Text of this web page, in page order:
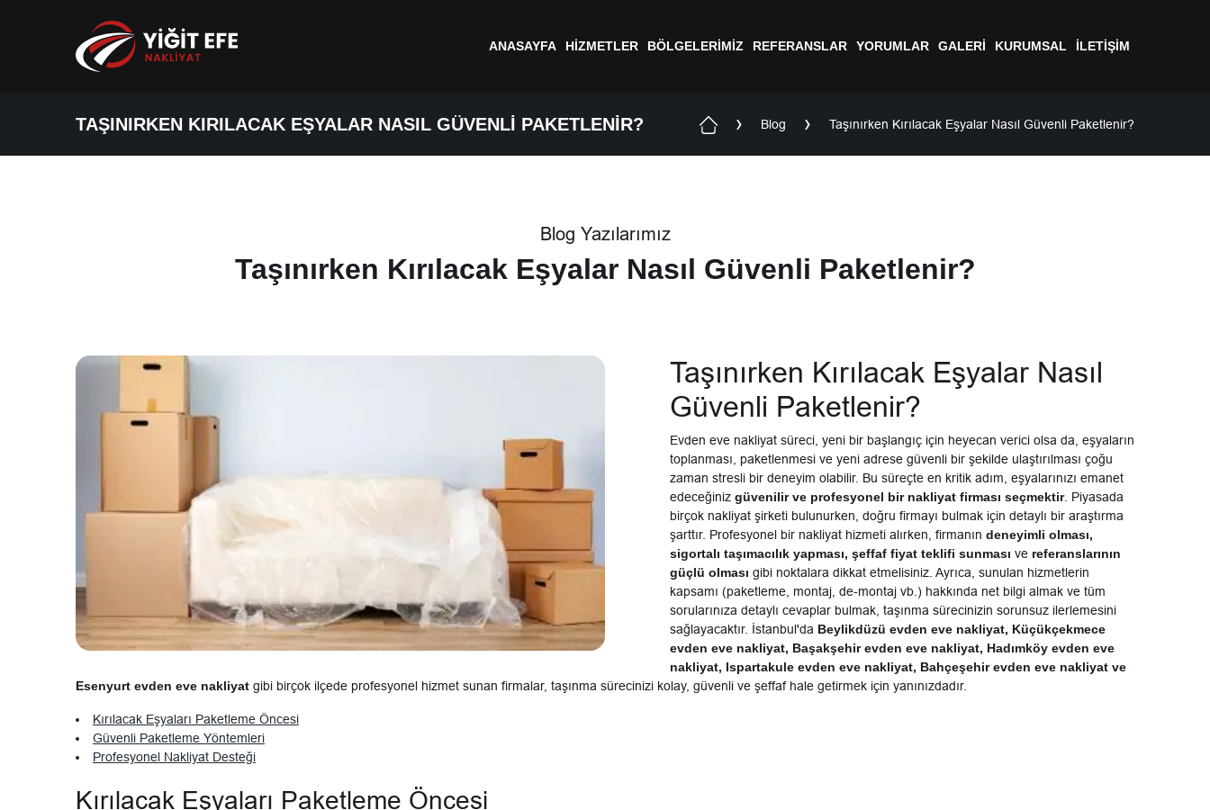
ANASAYFA HIZMETLER BÖLGELERIMIZ REFERANSLAR YORUMLAR GALERI KURUMSAL İLETIŞIM
TAŞINIRKEN KIRILACAK EŞYALAR NASIL GÜVENLI PAKETLENIR? Blog Taşınırken Kırılacak Eşyalar Nasıl Güvenli Paketlenir?
Blog Yazılarımız
Taşınırken Kırılacak Eşyalar Nasıl Güvenli Paketlenir?
Taşınırken Kırılacak Eşyalar Nasıl
Güvenli Paketlenir?
Evden eve nakliyat süreci, yeni bir başlangıç için heyecan verici olsa da, eşyaların
toplanması, paketlenmesi ve yeni adrese güvenli bir şekilde ulaştırılması çoğu
zaman stresli bir deneyim olabilir. Bu süreçte en kritik adım, eşyalarınızı emanet
edeceğiniz güvenilir ve profesyonel bir nakliyat firması seçmektir. Piyasada
birçok nakliyat şirketi bulunurken, doğru firmayı bulmak için detaylı bir araştırma
şarttır. Profesyonel bir nakliyat hizmeti alırken, firmanın deneyimli olması,
sigortalı taşımacılık yapması, şeffaf fiyat teklifi sunması ve referanslarının
güçlü olması gibi noktalara dikkat etmelisiniz. Ayrıca, sunulan hizmetlerin
kapsamı (paketleme, montaj, de-montaj vb.) hakkında net bilgi almak ve tüm
sorularınıza detaylı cevaplar bulmak, taşınma sürecinizin sorunsuz ilerlemesini
sağlayacaktır. İstanbul'da Beylikdüzü evden eve nakliyat, Küçükçekmece
evden eve nakliyat, Başakşehir evden eve nakliyat, Hadımköy evden eve
nakliyat, Ispartakule evden eve nakliyat, Bahçeşehir evden eve nakliyat ve
Esenyurt evden eve nakliyat gibi birçok ilçede profesyonel hizmet sunan firmalar, taşınma sürecinizi kolay, güvenli ve şeffaf hale getirmek için yanınızdadır.
Kırılacak Eşyaları Paketleme Öncesi
Güvenli Paketleme Yöntemleri
Profesyonel Nakliyat Desteği
Kırılacak Eşyaları Paketleme Öncesi